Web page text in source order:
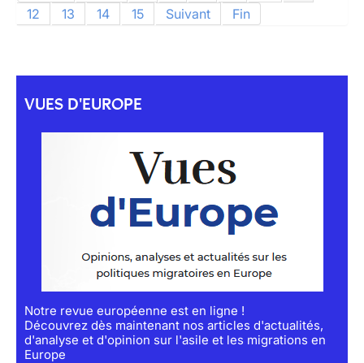
12
13 14 15 Suivant Fin
VUES D'EUROPE
Notre revue européenne est en ligne !
Découvrez dès maintenant nos articles d'actualités,
d'analyse et d'opinion sur l'asile et les migrations en
Europe